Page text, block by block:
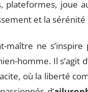
plateformes, joue
et la sérénité
maître ne
homme. Il s’agit
où la liberté